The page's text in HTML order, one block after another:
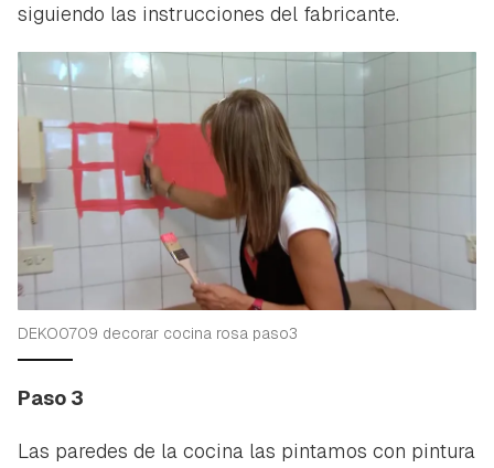
Guardar como favorito
Para poder guardar como favorito, primero has de
iniciar sesión con tu cuenta de Hogarmanía.
INICIAR SESIÓN
siguiendo las instrucciones del fabricante.
DEKO0709 decorar cocina rosa paso3
Paso 3
Las paredes de la cocina las pintamos con pintura
Contenido enviado
Gracias por suscribirte a nuestro boletín.